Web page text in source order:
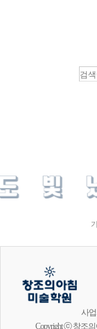
사
Copyright ⓒ 창조의